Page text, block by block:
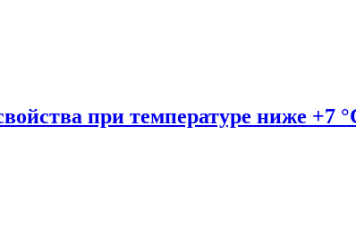
при температуре ниже +7